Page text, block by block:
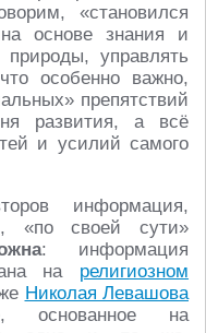
«становился
основе знания и
управлять
особенно важно,
препятствий
развития, а всё
и усилий самого
информация,
«по своей сути»
: информация
на религиозном
Николая Левашова
основанное на